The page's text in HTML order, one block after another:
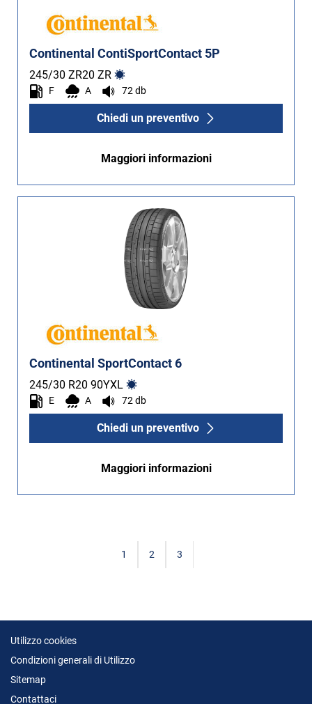
Continental ContiSportContact 5P
245/30 ZR20 ZR
F A 72 db
Chiedi un preventivo
Maggiori informazioni
Continental SportContact 6
245/30 R20 90YXL
E A 72 db
Chiedi un preventivo
Maggiori informazioni
1 2 3
Utilizzo cookies
Condizioni generali di Utilizzo
Sitemap
Contattaci